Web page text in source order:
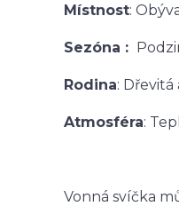
Místnost:
Sezóna :
Rodina: Dřevitá
Atmosféra:
Vonná svíčka